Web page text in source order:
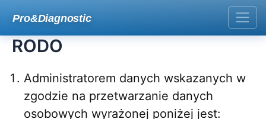
Pro&Diagnostic
RODO
Administratorem danych wskazanych w
zgodzie na przetwarzanie danych
osobowych wyrażonej poniżej jest: